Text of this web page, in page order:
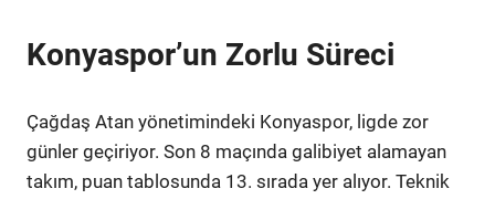
Konyaspor’un Zorlu Süreci
Çağdaş Atan yönetimindeki Konyaspor, ligde zor
günler geçiriyor. Son 8 maçında galibiyet alamayan
takım, puan tablosunda 13. sırada yer alıyor. Teknik